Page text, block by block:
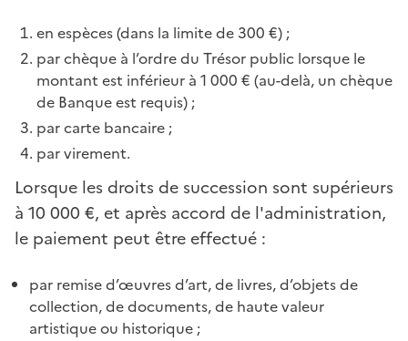
en espèces (dans la limite de 300 €) ;
par chèque à l’ordre du Trésor public lorsque le
montant est inférieur à 1 000 € (au-delà, un chèque
de Banque est requis) ;
par carte bancaire ;
par virement.
Lorsque les droits de succession sont supérieurs
à 10 000 €, et après accord de l'administration,
le paiement peut être effectué :
par remise d’œuvres d’art, de livres, d’objets de
collection, de documents, de haute valeur
artistique ou historique ;